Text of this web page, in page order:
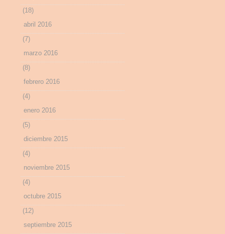
(18)
abril 2016
(7)
marzo 2016
(8)
febrero 2016
(4)
enero 2016
(5)
diciembre 2015
(4)
noviembre 2015
(4)
octubre 2015
(12)
septiembre 2015